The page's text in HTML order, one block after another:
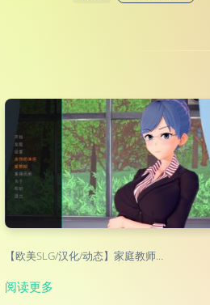
【欧美SLG/汉化/动态】家庭教师…
阅读更多